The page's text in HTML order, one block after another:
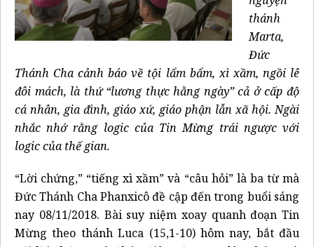
thánh
Marta,
Đức
Thánh Cha cảnh báo về tội lẩm bẩm, xì xầm, ngồi lê
đôi mách, là thứ “lương thực hằng ngày” cả ở cấp độ
cá nhân, gia đình, giáo xứ, giáo phận lẫn xã hội. Ngài
nhắc nhớ rằng logic của Tin Mừng trái ngược với
logic của thế gian.
“Lời chứng,” “tiếng xì xầm” và “câu hỏi” là ba từ mà
Đức Thánh Cha Phanxicô đề cập đến trong buổi sáng
nay 08/11/2018. Bài suy niệm xoay quanh đoạn Tin
Mừng theo thánh Luca (15,1-10) hôm nay, bắt đầu